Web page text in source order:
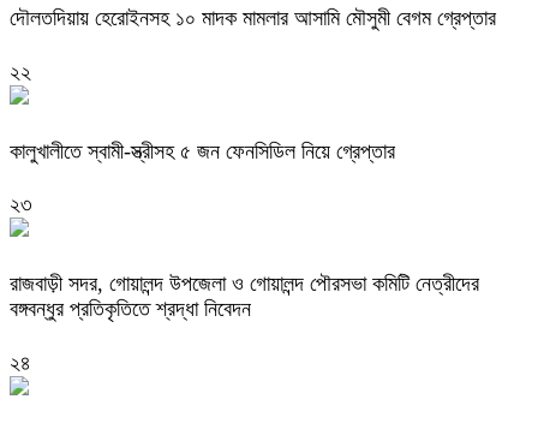
দৌলতদিয়ায় হেরোইনসহ ১০ মাদক মামলার আসামি মৌসুমী বেগম গ্রেপ্তার
২২
কালুখালীতে স্বামী-স্ত্রীসহ ৫ জন ফেনসিডিল নিয়ে গ্রেপ্তার
২৩
রাজবাড়ী সদর, গোয়ালন্দ উপজেলা ও গোয়ালন্দ পৌরসভা কমিটি নেত্রীদের
বঙ্গবন্ধুর প্রতিকৃতিতে শ্রদ্ধা নিবেদন
২৪